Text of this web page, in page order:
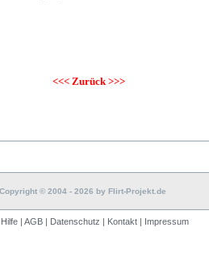
<<< Zurück >>>
Copyright © 2004 - 2026 by Flirt-Projekt.de
| AGB | Datenschutz | Kontakt | Impressum